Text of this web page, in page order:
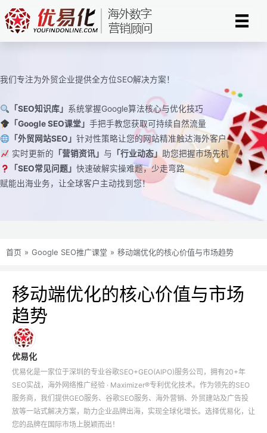
至
我们专注为外贸企业提供全方位SEO解决方案！
「SEO知识库」 系统掌握Google算法核心与优化技巧
「Google SEO课堂」 手把手教您获取可持续自然流量
「外贸网站SEO」 针对性策略让您的网站精准触达海外客户
实时更新的 「营销资讯」 与 「行业动态」 助您把握市场先机
「SEO常见问题」 快速破解实操难题，少走弯路
赋能出海业务，让全球客户主动找到您！
首页 » Google SEO推广课堂 » 移动端优化的核心价值与市场趋势
移动端优化的核心价值与市场
趋势
优易化
优易化是一家位于深圳的专业谷歌SEO+GEO(AIPO)服务公司，拥有20+年
SEO实战，海外网络推广经验 · Maximizer®专利优化技术。作为领先的SEO
服务商，我们提供GEO服务、谷歌SEO服务、海外营销、外贸建站及广告投
放等一站式解决方案，助力企业品牌出海，实现全球化增长。选择优易化，让
您的品牌在国际市场上脱颖而出！